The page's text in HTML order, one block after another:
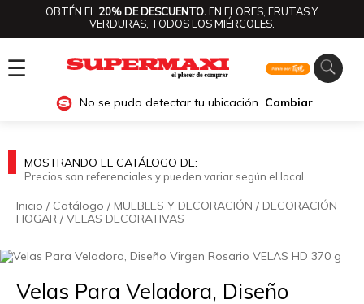
OBTÉN EL 20% DE DESCUENTO.EN FLORES, FRUTAS Y
VERDURAS, TODOS LOS MIÉRCOLES.
☰
No se pudo detectar tu ubicación Cambiar
MOSTRANDO EL CATÁLOGO DE:
Precios son referenciales y pueden variar según el local.
Inicio / Catálogo / MUEBLES Y DECORACIÓN / DECORACIÓN
HOGAR /VELAS DECORATIVAS
Velas Para Veladora, Diseño